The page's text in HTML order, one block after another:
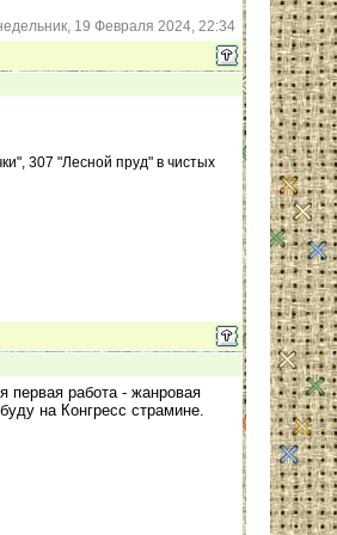
19 Февраля 2024, 22:34
307 "Лесной пруд" в чистых
работа - жанровая
на Конгресс страмине.